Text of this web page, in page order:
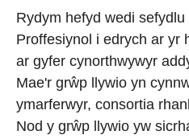
Rydym hefyd wedi
Proffesiynol i edrych ar yr
ar gyfer cynorthwywyr
Mae'r grŵp llywio yn
ymarferwyr, consortia
Nod y grŵp llywio yw